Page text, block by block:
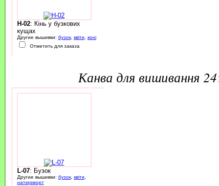
H-02: Кінь у бузкових
кущах
Другие вышивки: бузок, квіти
коні
Отметить для заказа
канва для вишивання
L-07: Бузок
Другие вышивки: бузок, квіти,
натюрморт